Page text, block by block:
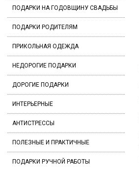
ПОДАРКИ НА ГОДОВЩИНУ СВАДЬБЫ
ПОДАРКИ РОДИТЕЛЯМ
ПРИКОЛЬНАЯ ОДЕЖДА
НЕДОРОГИЕ ПОДАРКИ
ДОРОГИЕ ПОДАРКИ
ИНТЕРЬЕРНЫЕ
АНТИСТРЕССЫ
ПОЛЕЗНЫЕ И ПРАКТИЧНЫЕ
ПОДАРКИ РУЧНОЙ РАБОТЫ